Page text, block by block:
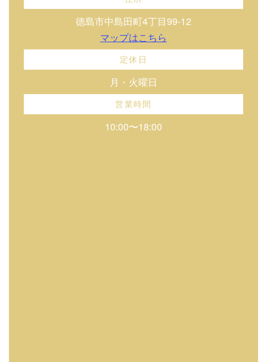
徳島市中島田町4丁目99-12
マップはこちら
定休日
月・火曜日
営業時間
10:00〜18:00